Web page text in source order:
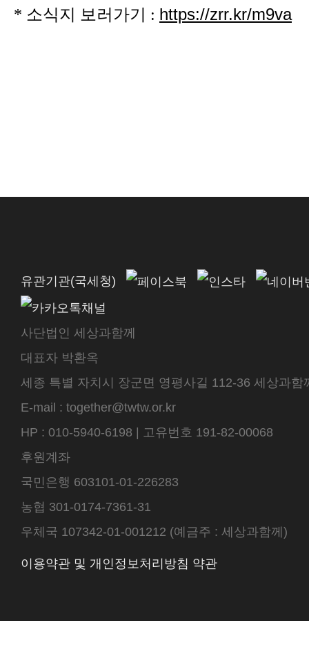
* 소식지 보러가기 : https://zrr.kr/m9va
유관기관(국세청)
사단법인 세상과함께
대표자 박환옥
세종 특별 자치시 장군면 영평사길 112-36 세상과
E-mail : together@twtw.or.kr
HP : 010-5940-6198 | 고유번호 191-82-00068
후원계좌
국민은행 603101-01-226283
농협 301-0174-7361-31
우체국 107342-01-001212 (예금주 : 세상과함께)
이용약관 및 개인정보처리방침 약관